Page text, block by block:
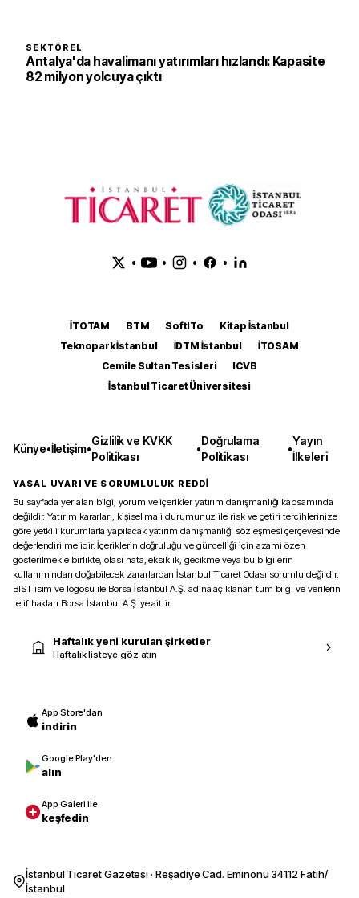
SEKTÖREL
Antalya'da havalimanı yatırımları hızlandı: Kapasite
82 milyon yolcuya çıktı
• • • •
İTOTAM BTM SoftITo
Kitap İstanbul
Teknopark İstanbul
İDTM İstanbul
İTOSAM
Cemile Sultan Tesisleri
ICVB
İstanbul Ticaret Üniversitesi
Künye•İletişim•
Gizlilik ve KVKK
Politikası
•
Doğrulama
Politikası
•
Yayın
İlkeleri
YASAL UYARI VE SORUMLULUK REDDİ
Bu sayfada yer alan bilgi, yorum ve içerikler yatırım danışmanlığı kapsamında
değildir. Yatırım kararları, kişisel mali durumunuz ile risk ve getiri tercihlerinize
göre yetkili kurumlarla yapılacak yatırım danışmanlığı sözleşmesi çerçevesinde
değerlendirilmelidir. İçeriklerin doğruluğu ve güncelliği için azami özen
gösterilmekle birlikte, olası hata, eksiklik, gecikme veya bu bilgilerin
kullanımından doğabilecek zararlardan İstanbul Ticaret Odası sorumlu değildir.
BIST isim ve logosu ile Borsa İstanbul A.Ş. adına açıklanan tüm bilgi ve verilerin
telif hakları Borsa İstanbul A.Ş.’ye aittir.
Haftalık yeni kurulan şirketler
Haftalık listeye göz atın
App Store'dan
indirin
Google Play'den
alın
App Galeri ile
keşfedin
İstanbul Ticaret Gazetesi · Reşadiye Cad. Eminönü 34112 Fatih/
İstanbul